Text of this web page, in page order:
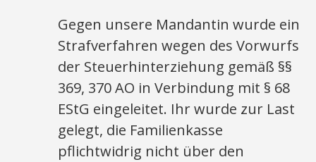
Gegen unsere Mandantin wurde ein
Strafverfahren wegen des Vorwurfs
der Steuerhinterziehung gemäß §§
369, 370 AO in Verbindung mit § 68
EStG eingeleitet. Ihr wurde zur Last
gelegt, die Familienkasse
pflichtwidrig nicht über den